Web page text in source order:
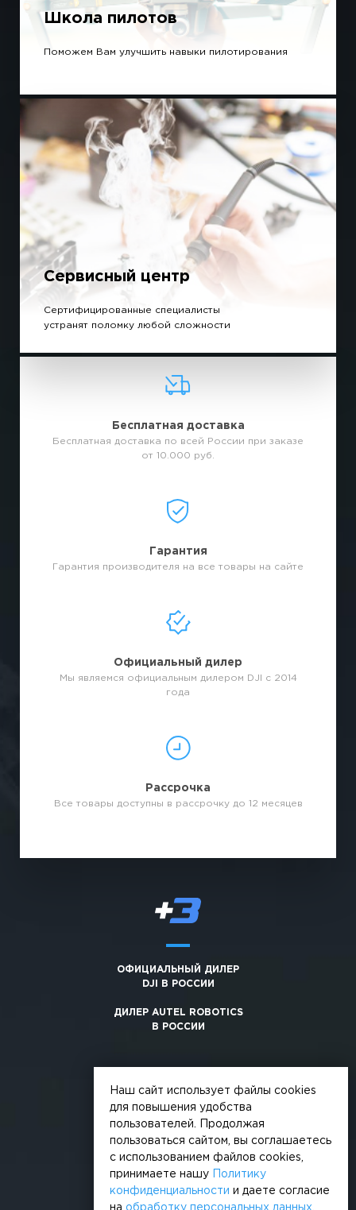
Школа пилотов
Поможем Вам улучшить навыки пилотирования
Сервисный центр
Сертифицированные специалисты
устранят поломку любой сложности
Бесплатная доставка
Бесплатная доставка по всей России при заказе
от 10.000 руб.
Гарантия
Гарантия производителя на все товары на сайте
Официальный дилер
Мы являемся официальным дилером DJI с 2014
года
Рассрочка
Все товары доступны в рассрочку до 12 месяцев
ОФИЦИАЛЬНЫЙ ДИЛЕР
DJI В РОССИИ
ДИЛЕР AUTEL ROBOTICS
В РОССИИ
© 2026, +3. Все права защищены
Обработка персональных данных
Наш сайт использует файлы cookies
для повышения удобства
пользователей. Продолжая
пользоваться сайтом, вы соглашаетесь
с использованием файлов cookies,
принимаете нашу
Политику
конфиденциальности
и даете согласие
на обработку персональных данных